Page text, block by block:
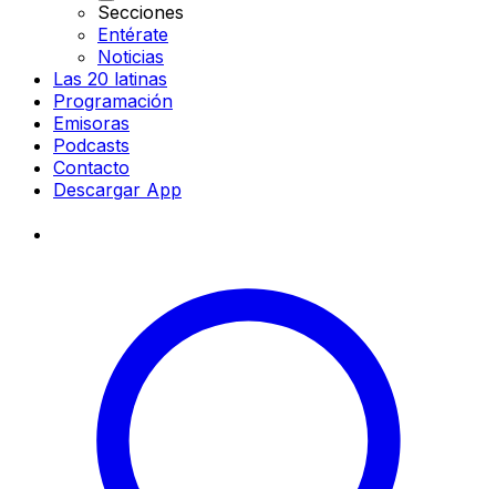
Secciones
Entérate
Noticias
Las 20 latinas
Programación
Emisoras
Podcasts
Contacto
Descargar App